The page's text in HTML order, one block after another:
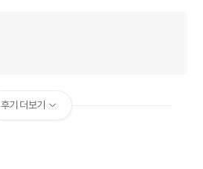
후기 더보기